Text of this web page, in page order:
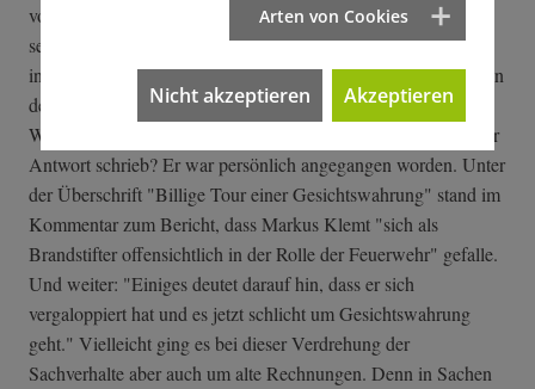
vor zehn Jahren aus der Tarifbindung ausgebrochen war,
seither die Gehälter seiner Beschäftigten – wie Baur –
individuell aushandelt und Edeka-Baur "zu den besten Kunden
des Südkuriers in Bezug auf Anzeigen und Vertrieb der
Werbung" gehört, wie der angegriffene Verdi-Sekretär in einer
Antwort schrieb? Er war persönlich angegangen worden. Unter
der Überschrift "Billige Tour einer Gesichtswahrung" stand im
Kommentar zum Bericht, dass Markus Klemt "sich als
Brandstifter offensichtlich in der Rolle der Feuerwehr" gefalle.
Und weiter: "Einiges deutet darauf hin, dass er sich
vergaloppiert hat und es jetzt schlicht um Gesichtswahrung
geht." Vielleicht ging es bei dieser Verdrehung der
Sachverhalte aber auch um alte Rechnungen. Denn in Sachen
Arten von Cookies
Nicht akzeptieren Akzeptieren